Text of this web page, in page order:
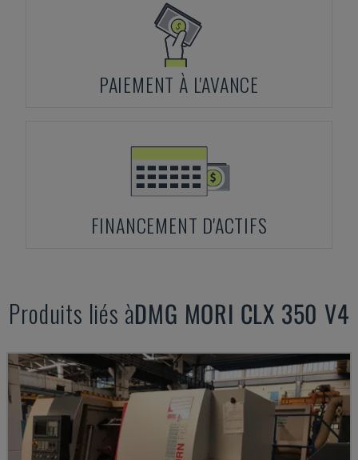
PAIEMENT À L'AVANCE
FINANCEMENT D'ACTIFS
Produits liés àDMG MORI CLX 350 V4